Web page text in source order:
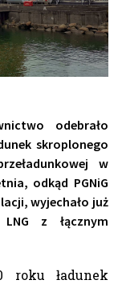
odebrało
skroplonego
w
odkąd PGNiG
wyjechało już
z łącznym
roku ładunek